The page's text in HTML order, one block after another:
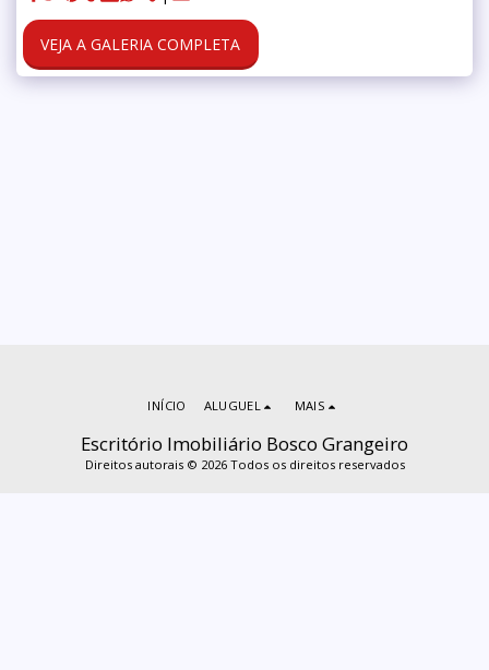
VEJA A GALERIA COMPLETA
Escritório Imobiliário Bosco Grangeiro
Direitos autorais © 2026 Todos os direitos reservados
INÍCIO ALUGUEL MAIS